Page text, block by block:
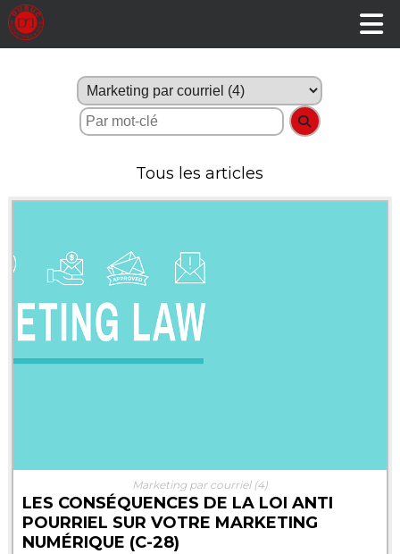
Tous les articles
Marketing par courriel (4)
LES CONSÉQUENCES DE LA LOI ANTI
POURRIEL SUR VOTRE MARKETING
NUMÉRIQUE (C-28)